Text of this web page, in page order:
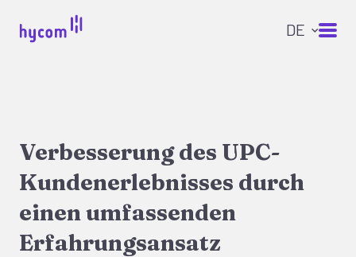
Verbesserung des UPC-
Kundenerlebnisses durch
einen umfassenden
Erfahrungsansatz